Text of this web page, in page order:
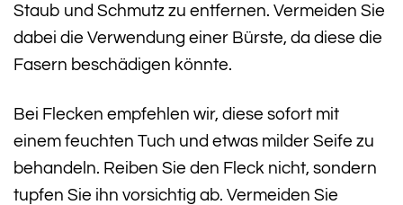
Staub und Schmutz zu entfernen. Vermeiden Sie
dabei die Verwendung einer Bürste, da diese die
Fasern beschädigen könnte.
Bei Flecken empfehlen wir, diese sofort mit
einem feuchten Tuch und etwas milder Seife zu
behandeln. Reiben Sie den Fleck nicht, sondern
tupfen Sie ihn vorsichtig ab. Vermeiden Sie